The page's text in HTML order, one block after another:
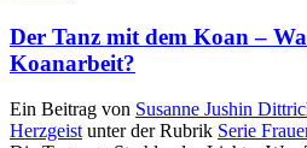
Der Tanz mit dem Koan –
Koanarbeit?
Ein Beitrag von Susanne Jushin
Herzgeist unter der Rubrik Serie